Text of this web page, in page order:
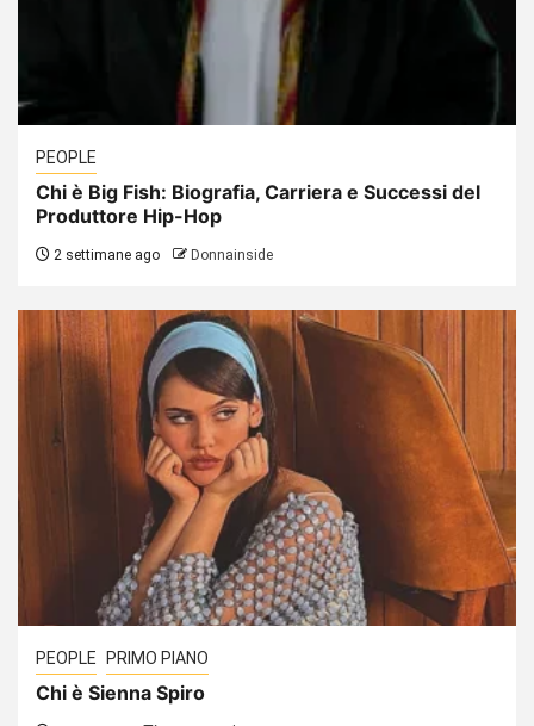
PEOPLE
Chi è Big Fish: Biografia, Carriera e Successi del
Produttore Hip-Hop
2 settimane ago Donnainside
PEOPLE PRIMO PIANO
Chi è Sienna Spiro